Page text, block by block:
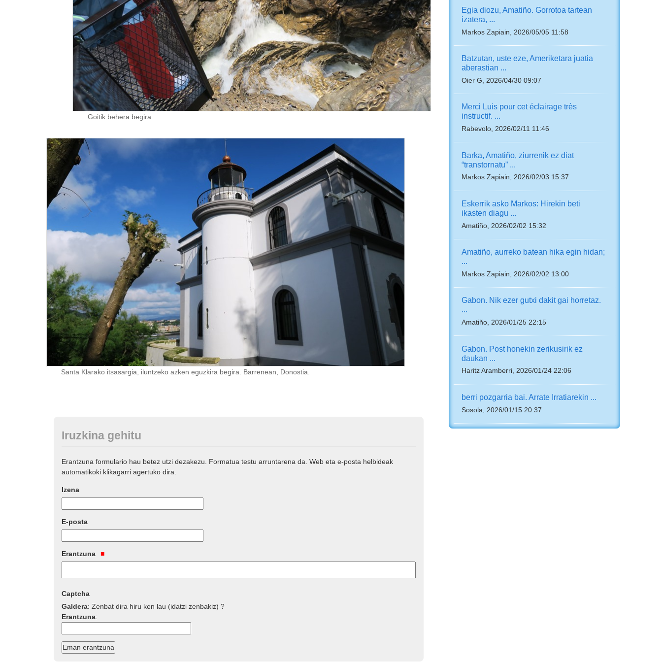
Goitik behera begira
Santa Klarako itsasargia, iluntzeko azken eguzkira begira. Barrenean, Donostia.
Iruzkina gehitu
Erantzuna formulario hau betez utzi dezakezu. Formatua testu arruntarena da. Web eta e-posta helbideak
automatikoki klikagarri agertuko dira.
Izena
E-posta
Erantzuna
Captcha
Galdera:Zenbat dira hiru ken lau (idatzi zenbakiz) ?
Erantzuna:
Egia diozu, Amatiño. Gorrotoa tartean
izatera, ...
Markos Zapiain, 2026/05/05 11:58
Batzutan, uste eze, Ameriketara juatia
aberastian ...
Oier G, 2026/04/30 09:07
Merci Luis pour cet éclairage très
instructif. ...
Rabevolo, 2026/02/11 11:46
Barka, Amatiño, ziurrenik ez diat
“transtornatu” ...
Markos Zapiain, 2026/02/03 15:37
Eskerrik asko Markos: Hirekin beti
ikasten diagu ...
Amatiño, 2026/02/02 15:32
Amatiño, aurreko batean hika egin hidan;
...
Markos Zapiain, 2026/02/02 13:00
Gabon. Nik ezer gutxi dakit gai horretaz.
...
Amatiño, 2026/01/25 22:15
Gabon. Post honekin zerikusirik ez
daukan ...
Haritz Aramberri, 2026/01/24 22:06
berri pozgarria bai. Arrate Irratiarekin ...
Sosola, 2026/01/15 20:37